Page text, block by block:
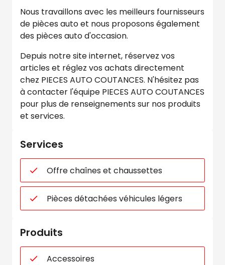
Nous travaillons avec les meilleurs fournisseurs
de pièces auto et nous proposons également
des pièces auto d'occasion.
Depuis notre site internet, réservez vos
articles et réglez vos achats directement
chez PIECES AUTO COUTANCES. N'hésitez pas
à contacter l'équipe PIECES AUTO COUTANCES
pour plus de renseignements sur nos produits
et services.
Services
Offre chaînes et chaussettes
Pièces détachées véhicules légers
Produits
Accessoires